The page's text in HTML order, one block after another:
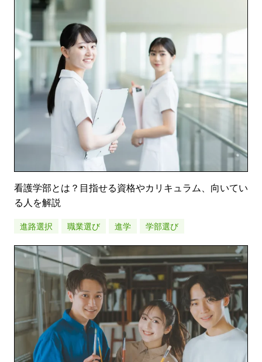
看護学部とは？目指せる資格やカリキュラム、向いてい
る人を解説
進路選択 職業選び 進学 学部選び